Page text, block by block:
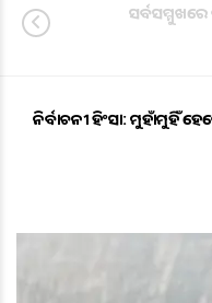
ସର୍ବସମ୍ମୁଖରେ
ନିର୍ବାଚନୀ ହିଂସା: ମୁହାଁମୁହିଁ